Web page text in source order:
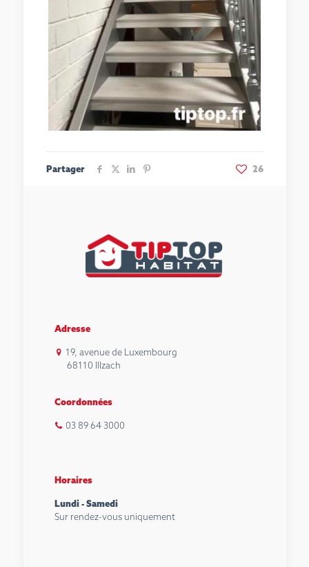
Partager 26
Adresse
19, avenue de Luxembourg
68110 Illzach
Coordonnées
03 89 64 3000
Horaires
Lundi - Samedi
Sur rendez-vous uniquement